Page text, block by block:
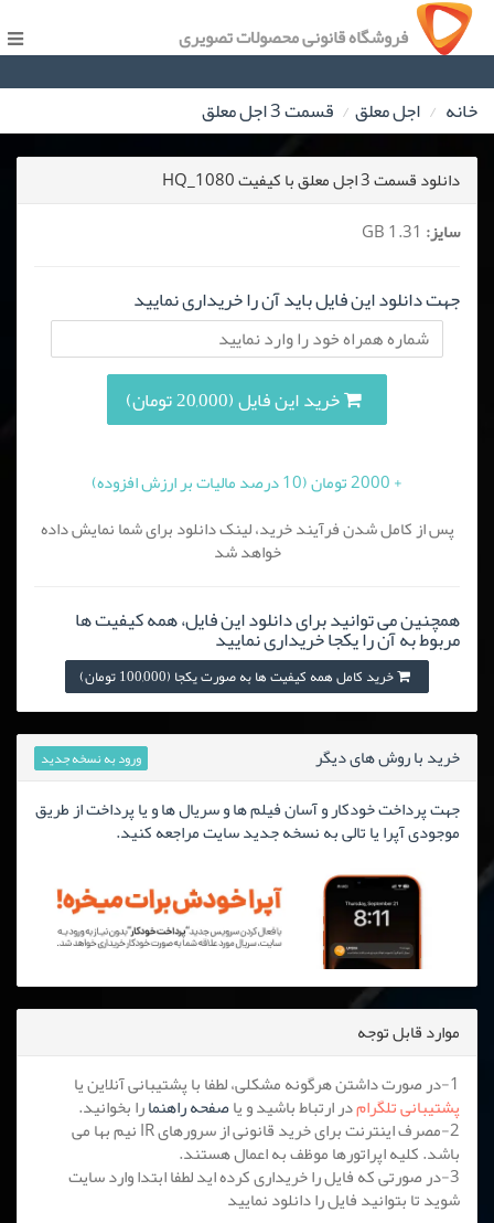
فروشگاه قانونی محصولات تصویری
خانه اجل معلق قسمت 3 اجل معلق
دانلود قسمت 3 اجل معلق با کیفیت HQ_1080
سایز:
جهت دانلود این فایل باید آن را خریداری نمایید
خرید این فایل (20,000 تومان)
+ 2000 تومان (10 درصد مالیات بر ارزش افزوده)
پس از کامل شدن فرآیند خرید، لینک دانلود برای شما نمایش داده
خواهد شد
همچنین می توانید برای دانلود این فایل، همه کیفیت ها
مربوط به آن را یکجا خریداری نمایید
خرید کامل همه کیفیت ها به صورت یکجا (100,000 تومان)
خرید با روش های دیگر ورود به نسخه جدید
جهت پرداخت خودکار و آسان فیلم ها و سریال ها و یا پرداخت از طریق
موجودی آپرا یا تالی به نسخه جدید سایت مراجعه کنید.
موارد قابل توجه
1-در صورت داشتن هرگونه مشکلی، لطفا با پشتیبانی آنلاین یا
پشتیبانی تلگرامدر ارتباط باشید و یاصفحه راهنمارا بخوانید.
2-مصرف اینترنت برای خرید قانونی از سرورهای IR نیم بها می
باشد. کلیه اپراتورها موظف به اعمال هستند.
3-در صورتی که فایل را خریداری کرده اید لطفا ابتدا وارد سایت
شوید تا بتوانید فایل را دانلود نمایید